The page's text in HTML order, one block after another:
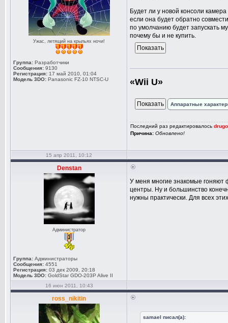
Ужас, летящий на крыльях ночи!
Группа: Разработчики
Сообщения: 9130
Регистрация: 17 май 2010, 01:04
Модель 3DO: Panasonic FZ-10 NTSC-U
Будет ли у новой консоли
если она будет обратно
по умолчанию будет запускать
почему бы и не купить.
«Wii U»
Аппаратные
Последний раз редактировалось
Причина: Обновлено!
15 апр 2011, 10:12
Denstan
Администратор
Группа: Администраторы
Сообщения: 4551
Регистрация: 03 дек 2009, 20:18
Модель 3DO: GoldStar GDO-203P Alive II
У меня многие знакомые гоняют
центры. Ну и большинство
нужны практически. Для всех
16 июн 2011, 10:43
ross_nikitin
samael писал(а):